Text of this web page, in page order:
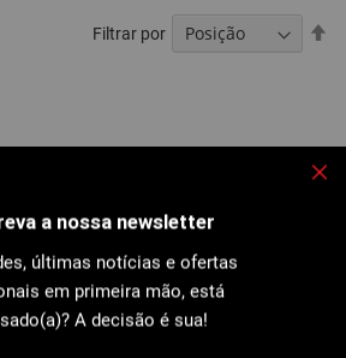
Filtrar por
a nossa newsletter
últimas notícias e ofertas
em primeira mão, está
A decisão é sua!